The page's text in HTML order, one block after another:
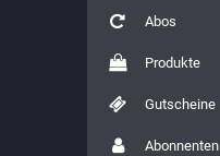
Abos
Produkte
Gutscheine
Abonnenten